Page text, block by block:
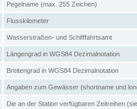
Pegelname (max. 255 Zeichen)
Flusskilometer
Wasserstraßen- und Schifffahrtsamt
Längengrad in WGS84 Dezimalnotation
Breitengrad in WGS84 Dezimalnotation
Angaben zum Gewässer (shortname und
Die an der Station verfügbaren Zeitreihen